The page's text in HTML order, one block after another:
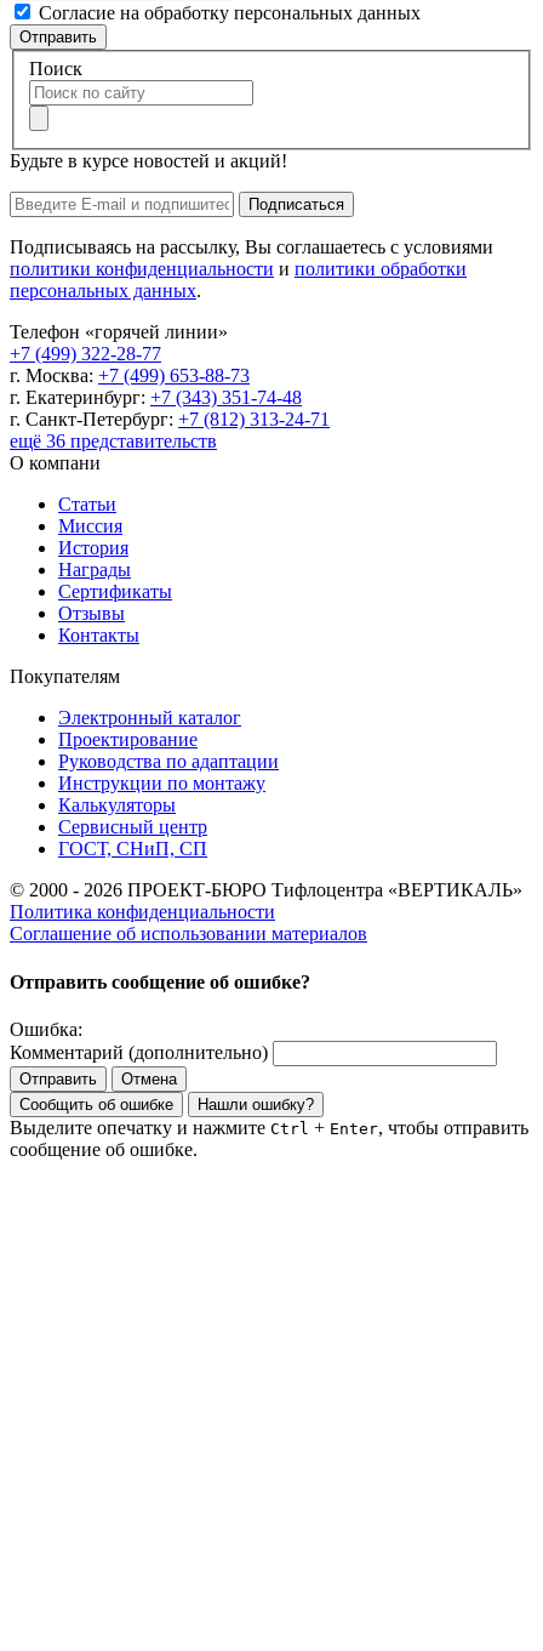
Согласие на обработку персональных данных
Отправить
Поиск
Будьте в курсе новостей и акций!
Подписаться
Подписываясь на рассылку, Вы соглашаетесь с условиями
политики конфиденциальности и политики обработки
персональных данных.
Телефон «горячей линии»
+7 (499) 322-28-77
г. Москва: +7 (499) 653-88-73
г. Екатеринбург: +7 (343) 351-74-48
г. Санкт-Петербург: +7 (812) 313-24-71
ещё 36 представительств
О компани
Статьи
Миссия
История
Награды
Сертификаты
Отзывы
Контакты
Покупателям
Электронный каталог
Проектирование
Руководства по адаптации
Инструкции по монтажу
Калькуляторы
Сервисный центр
ГОСТ, СНиП, СП
© 2000 - 2026 ПРОЕКТ-БЮРО Тифлоцентра «ВЕРТИКАЛЬ»
Политика конфиденциальности
Соглашение об использовании материалов
Отправить сообщение об ошибке?
Ошибка:
Комментарий (дополнительно)
Отправить
Отмена
Сообщить об ошибке
Нашли ошибку?
Выделите опечатку и нажмите Ctrl + Enter, чтобы отправить
сообщение об ошибке.